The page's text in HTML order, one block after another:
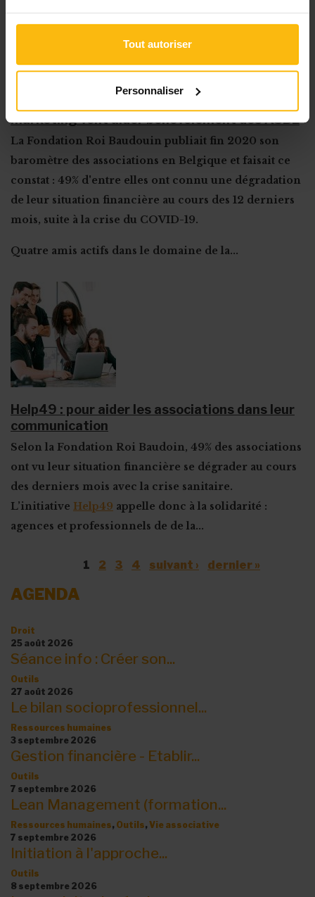
Tout autoriser
Personnaliser
marketing vont aider bénévolement des ASBL
La Fondation Roi Baudouin publiait fin 2020 son
baromètre des associations en Belgique et faisait ce
constat : 49% d'entre elles ont connu une dégradation
de leur situation financière au cours des 12 derniers
mois, suite à la crise du COVID-19.
Quatre amis actifs dans le domaine de la...
Help49 : pour aider les associations dans leur
communication
Selon la Fondation Roi Baudoin, 49% des associations
ont vu leur situation financière se dégrader au cours
des derniers mois avec la crise sanitaire.
L’initiative Help49 appelle donc à la solidarité :
agences et professionnels de de la...
1 2 3 4 suivant › dernier »
AGENDA
Droit
25 août 2026
Séance info : Créer son...
Outils
27 août 2026
Le bilan socioprofessionnel...
Ressources humaines
3 septembre 2026
Gestion financière - Etablir...
Outils
7 septembre 2026
Lean Management (formation...
Ressources humaines, Outils, Vie associative
7 septembre 2026
Initiation à l'approche...
Outils
8 septembre 2026